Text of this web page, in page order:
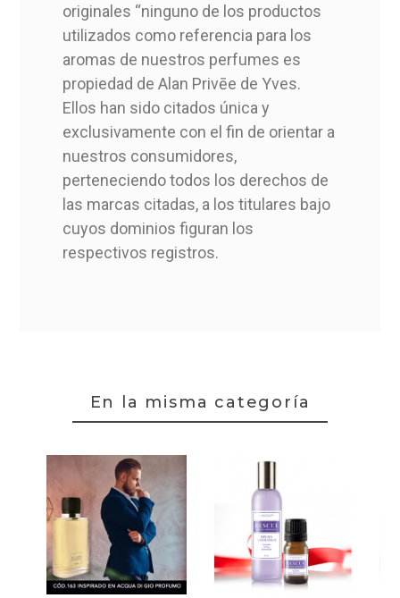
originales “ninguno de los productos
utilizados como referencia para los
aromas de nuestros perfumes es
propiedad de Alan Privēe de Yves.
Ellos han sido citados única y
exclusivamente con el fin de orientar a
nuestros consumidores,
perteneciendo todos los derechos de
las marcas citadas, a los titulares bajo
cuyos dominios figuran los
respectivos registros.
ReferenciaMO001700150061
Casa Perfumista Lancôme
Inspirado Idôle
En la misma categoría